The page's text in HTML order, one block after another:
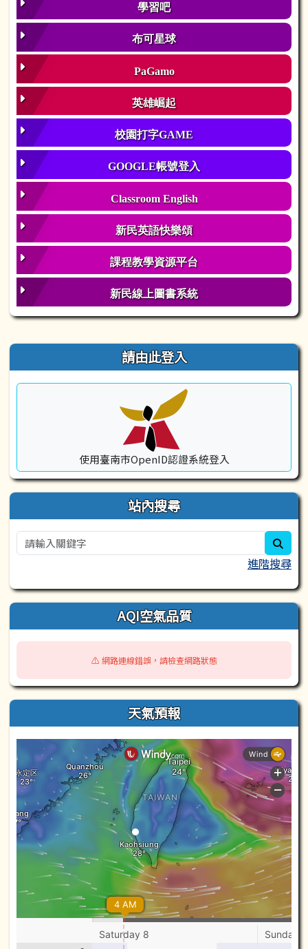
學習吧
布可星球
PaGamo
英雄崛起
校園打字GAME
GOOGLE帳號登入
Classroom English
新民英語快樂頌
課程教學資源平台
新民線上圖書系統
右邊區域內容 請由此登入
使用臺南市OpenID認證系統登入
站內搜尋
進階搜尋
AQI空氣品質
⚠️ 網路連線錯誤，請檢查網路狀態
天氣預報